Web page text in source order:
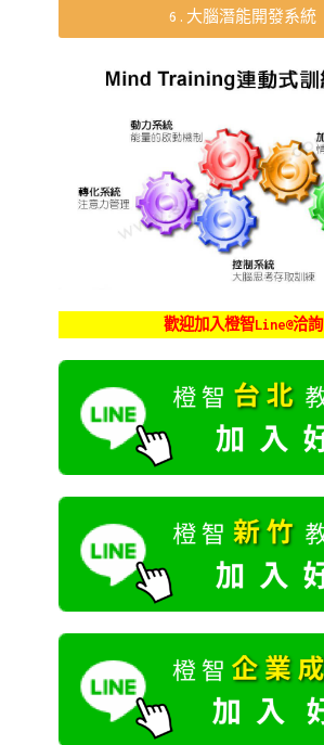
6.大腦潛能開發系統
歡迎加入橙智Line@洽詢